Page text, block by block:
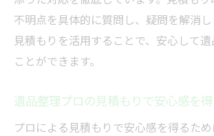
不明点を具体的に質問し、疑問を解消
見積もりを活用することで、安心して
ことができます。
遺品整理プロの見積もりで安心感を
プロによる見積もりで安心感を得るた